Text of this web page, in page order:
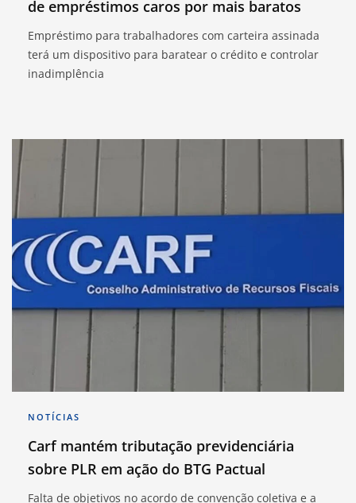
de empréstimos caros por mais baratos
Empréstimo para trabalhadores com carteira assinada
terá um dispositivo para baratear o crédito e controlar
inadimplência
NOTÍCIAS
Carf mantém tributação previdenciária
sobre PLR em ação do BTG Pactual
Falta de objetivos no acordo de convenção coletiva e a